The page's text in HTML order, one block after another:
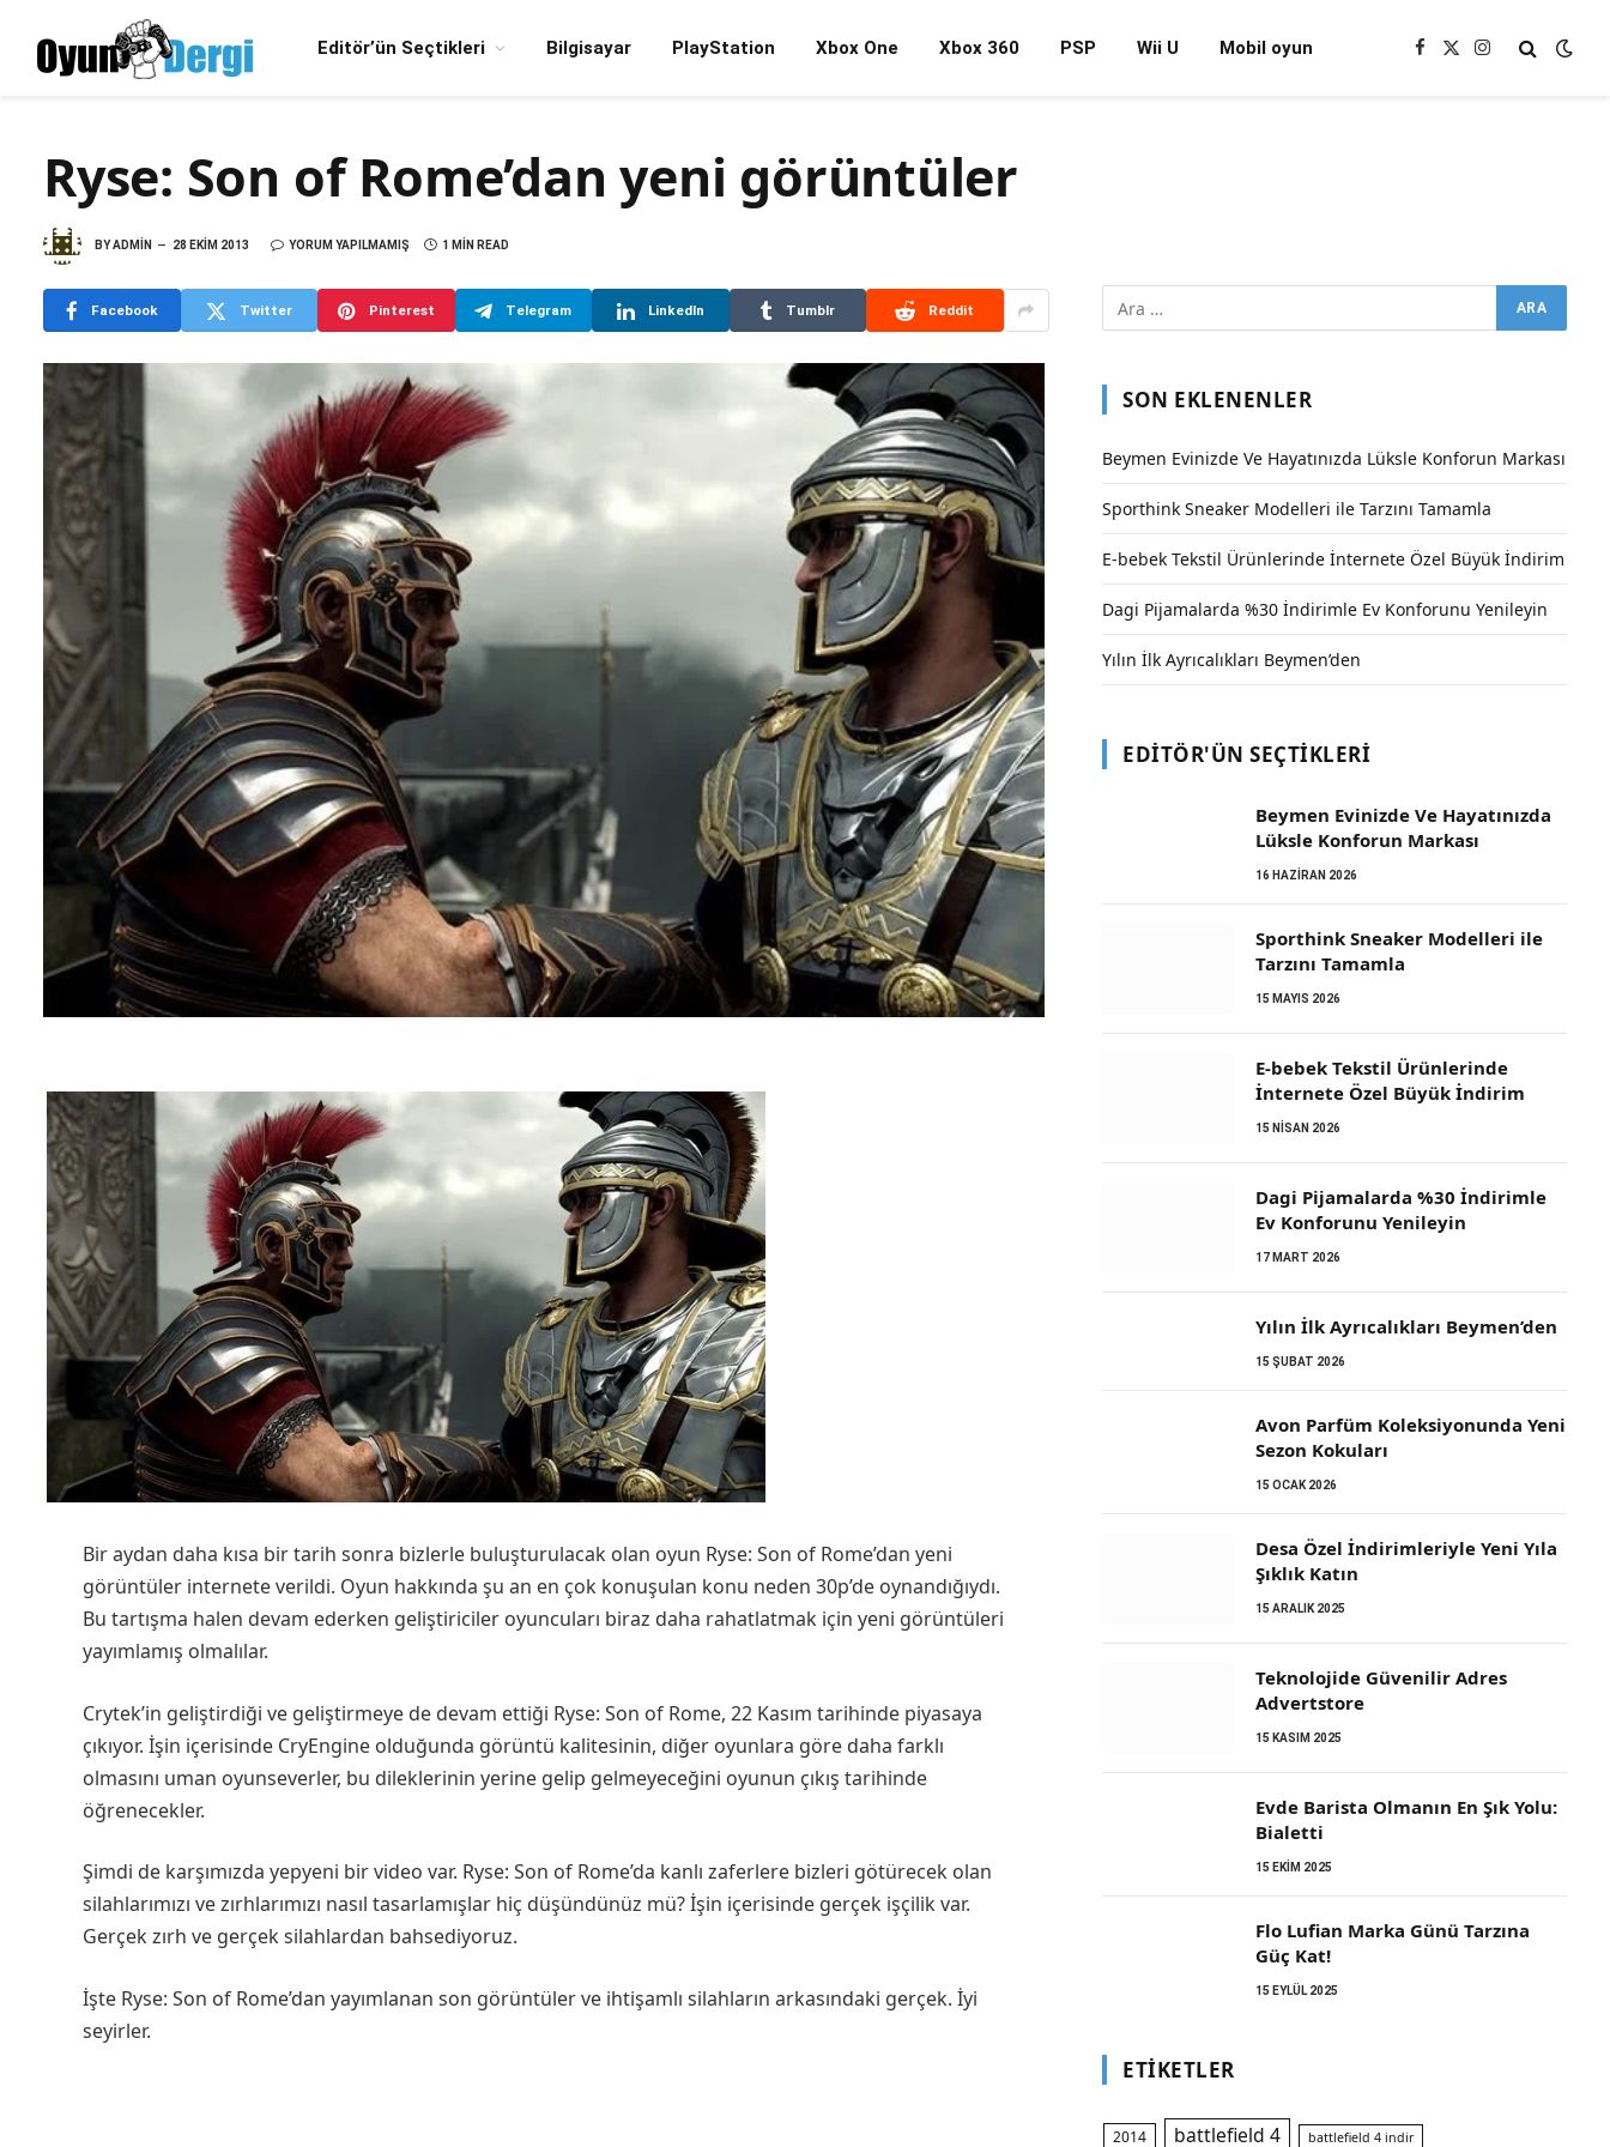
Editör’ün Seçtikleri Bilgisayar PlayStation Xbox One Xbox 360 PSP Wii U Mobil oyun Facebook
X
Instagram
Ryse: Son of Rome’dan yeni görüntüler
BYADMIN 28 EKIM 2013 YORUM YAPILMAMIŞ 1 MIN READ
Facebook Twitter Pinterest Telegram LinkedIn Tumblr Reddit
Bir aydan daha kısa bir tarih sonra bizlerle buluşturulacak olan oyun Ryse: Son of Rome’dan yeni
görüntüler internete verildi. Oyun hakkında şu an en çok konuşulan konu neden 30p’de oynandığıydı.
Bu tartışma halen devam ederken geliştiriciler oyuncuları biraz daha rahatlatmak için yeni görüntüleri
yayımlamış olmalılar.
Crytek’in geliştirdiği ve geliştirmeye de devam ettiği Ryse: Son of Rome, 22 Kasım tarihinde piyasaya
çıkıyor. İşin içerisinde CryEngine olduğunda görüntü kalitesinin, diğer oyunlara göre daha farklı
olmasını uman oyunseverler, bu dileklerinin yerine gelip gelmeyeceğini oyunun çıkış tarihinde
öğrenecekler.
Şimdi de karşımızda yepyeni bir video var. Ryse: Son of Rome’da kanlı zaferlere bizleri götürecek olan
silahlarımızı ve zırhlarımızı nasıl tasarlamışlar hiç düşündünüz mü? İşin içerisinde gerçek işçilik var.
Gerçek zırh ve gerçek silahlardan bahsediyoruz.
İşte Ryse: Son of Rome’dan yayımlanan son görüntüler ve ihtişamlı silahların arkasındaki gerçek. İyi
seyirler.
SON EKLENENLER
Beymen Evinizde Ve Hayatınızda Lüksle Konforun Markası
Sporthink Sneaker Modelleri ile Tarzını Tamamla
E-bebek Tekstil Ürünlerinde İnternete Özel Büyük İndirim
Dagi Pijamalarda %30 İndirimle Ev Konforunu Yenileyin
Yılın İlk Ayrıcalıkları Beymen’den
EDITÖR'ÜN SEÇTIKLERI
Beymen Evinizde Ve Hayatınızda
Lüksle Konforun Markası
16 HAZIRAN 2026
Sporthink Sneaker Modelleri ile
Tarzını Tamamla
15 MAYIS 2026
E-bebek Tekstil Ürünlerinde
İnternete Özel Büyük İndirim
15 NISAN 2026
Dagi Pijamalarda %30 İndirimle
Ev Konforunu Yenileyin
17 MART 2026
Yılın İlk Ayrıcalıkları Beymen’den
15 ŞUBAT 2026
Avon Parfüm Koleksiyonunda Yeni
Sezon Kokuları
15 OCAK 2026
Desa Özel İndirimleriyle Yeni Yıla
Şıklık Katın
15 ARALIK 2025
Teknolojide Güvenilir Adres
Advertstore
15 KASIM 2025
Evde Barista Olmanın En Şık Yolu:
Bialetti
15 EKIM 2025
Flo Lufian Marka Günü Tarzına
Güç Kat!
15 EYLÜL 2025
ETIKETLER
2014 battlefield 4 battlefield 4 indir